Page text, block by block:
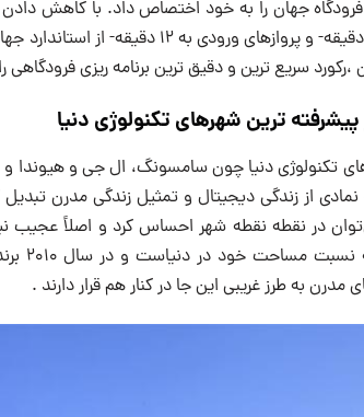
،رکورد سریع ترین و دقیق ترین برنامه ریزی
ترین شهرهای تکنولوژی دنیا
تکنولوژی دنیا چون سامسونگ، ال جی و هیوندا و
نمادی از زندگی دیجیتال و تمثیل زندگی مدرن
در نقطه نقطه شهر احساس کرد و اصلاً عجیب
مدرن به طرز غریبی این جا در کنار هم قرار دارند .